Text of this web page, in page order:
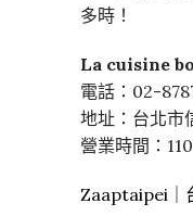
多時！
La cuisine
電話：02-
地址：台北市
營業時間：
Zaaptaipei｜